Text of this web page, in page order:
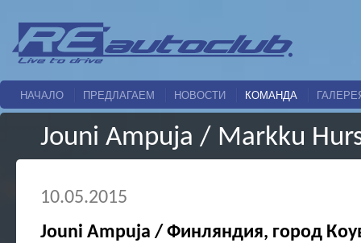
НАЧАЛО ПРЕДЛАГАЕМ НОВОСТИ КОМАНДА
Jouni Ampuja / Markku
10.05.2015
Jouni Ampuja / Финляндия, город